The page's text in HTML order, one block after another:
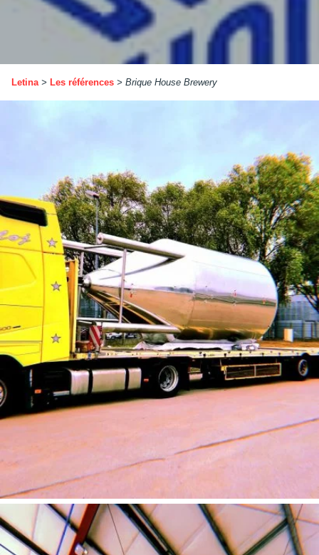
Letina> Les références > Brique House Brewery